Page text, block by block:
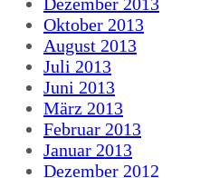
Oktober 2013
August 2013
Juli 2013
Juni 2013
März 2013
Februar 2013
Januar 2013
Dezember 2012